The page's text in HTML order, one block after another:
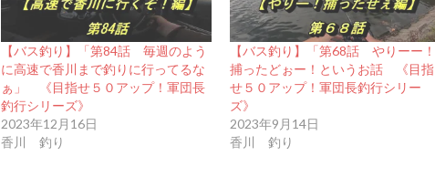
【バス釣り】「第84話 毎週のよう
に高速で香川まで釣りに行ってるな
ぁ」 《目指せ５０アップ！軍団長
釣行シリーズ》
2023年12月16日
香川 釣り
【バス釣り】「第68話 やりーー！
捕ったどぉー！というお話 《目指
せ５０アップ！軍団長釣行シリー
ズ》
2023年9月14日
香川 釣り